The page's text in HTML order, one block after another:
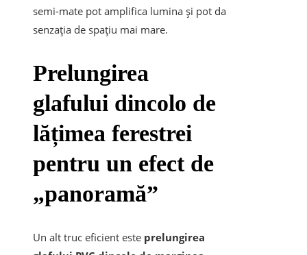
semi-mate pot amplifica lumina și pot da
senzația de spațiu mai mare.
Prelungirea
glafului dincolo de
lățimea ferestrei
pentru un efect de
„panoramă”
Un alt truc eficient este prelungirea